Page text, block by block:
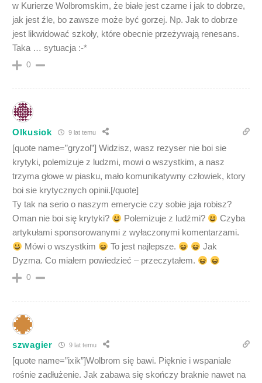
w Kurierze Wolbromskim, że białe jest czarne i jak to dobrze,
jak jest źle, bo zawsze może być gorzej. Np. Jak to dobrze
jest likwidować szkoły, które obecnie przeżywają renesans.
Taka … sytuacja :-*
0
Olkusiok 9 lat temu
[quote name=”gryzol”] Widzisz, wasz rezyser nie boi sie
krytyki, polemizuje z ludzmi, mowi o wszystkim, a nasz
trzyma głowe w piasku, mało komunikatywny człowiek, ktory
boi sie krytycznych opinii.[/quote]
Ty tak na serio o naszym emerycie czy sobie jaja robisz?
Oman nie boi się krytyki?
Polemizuje z ludźmi?
Czyba
artykułami sponsorowanymi z wyłaczonymi komentarzami.
Mówi o wszystkim
To jest najlepsze.
Jak
Dyzma. Co miałem powiedzieć – przeczytałem.
0
szwagier 9 lat temu
[quote name=”ixik”]Wolbrom się bawi. Pięknie i wspaniale
rośnie zadłużenie. Jak zabawa się skończy braknie nawet na